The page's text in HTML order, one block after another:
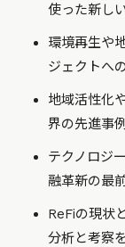
使った新し
環境再生や
ジェクトへ
地域活性化
界の先進事
テクノロジ
融革新の最
ReFiの現状
分析と考察